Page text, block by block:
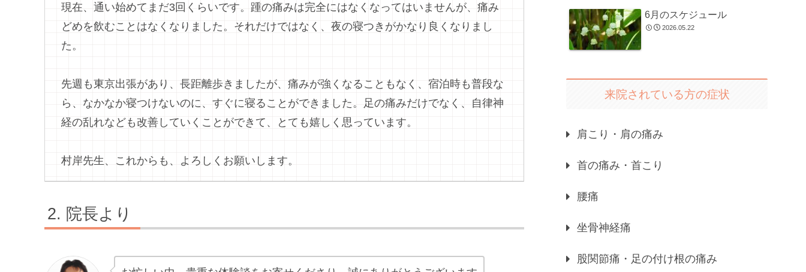
現在、通い始めてまだ3回くらいです。踵の痛みは完全にはなくなってはいませんが、痛み
どめを飲むことはなくなりました。それだけではなく、夜の寝つきがかなり良くなりまし
た。
先週も東京出張があり、長距離歩きましたが、痛みが強くなることもなく、宿泊時も普段な
ら、なかなか寝つけないのに、すぐに寝ることができました。足の痛みだけでなく、自律神
経の乱れなども改善していくことができて、とても嬉しく思っています。
村岸先生、これからも、よろしくお願いします。
院長より
6月のスケジュール
2026.05.22
来院されている方の症状
肩こり・肩の痛み
首の痛み・首こり
腰痛
坐骨神経痛
股関節痛・足の付け根の痛み